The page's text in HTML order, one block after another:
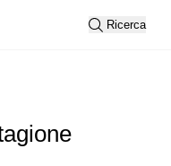
Ricerca